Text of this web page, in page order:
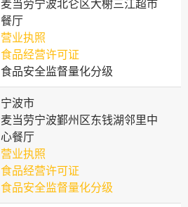
麦当劳宁波北仑区大榭三江超市
餐厅
营业执照
食品经营许可证
食品安全监督量化分级
宁波市
麦当劳宁波鄞州区东钱湖邻里中
心餐厅
营业执照
食品经营许可证
食品安全监督量化分级